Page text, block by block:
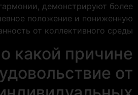
демонстрируют более
положение и пониженную
от коллективного среды.
какой причине
удовольствие от